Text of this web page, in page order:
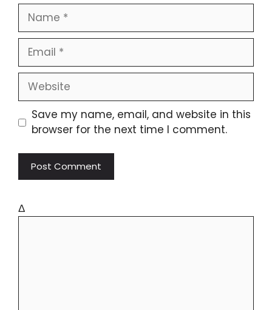
Save my name, email, and website in this
browser for the next time I comment.
Δ